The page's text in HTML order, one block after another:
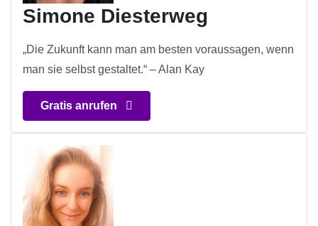
Simone Diesterweg
„Die Zukunft kann man am besten voraussagen, wenn
man sie selbst gestaltet.“ – Alan Kay
Gratis anrufen